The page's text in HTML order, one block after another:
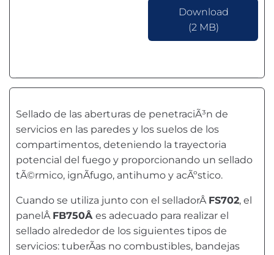
Download
(2 MB)
Sellado de las aberturas de penetraciÃ³n de
servicios en las paredes y los suelos de los
compartimentos, deteniendo la trayectoria
potencial del fuego y proporcionando un sellado
tÃ©rmico, ignÃ­fugo, antihumo y acÃºstico.
Cuando se utiliza junto con el selladorÂ FS702, el
panelÂ FB750Â es adecuado para realizar el
sellado alrededor de los siguientes tipos de
servicios: tuberÃ­as no combustibles, bandejas